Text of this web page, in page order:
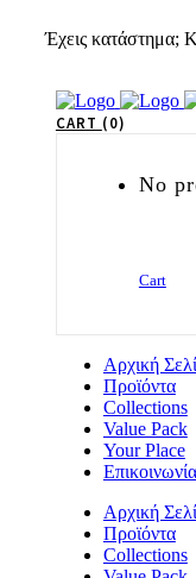
Έχεις κατάστημα;
CART 0
No
Cart
Αρχική
Προϊόντα
Collections
Value Pack
Your Place
Επικοινωνία
Αρχική
Προϊόντα
Collections